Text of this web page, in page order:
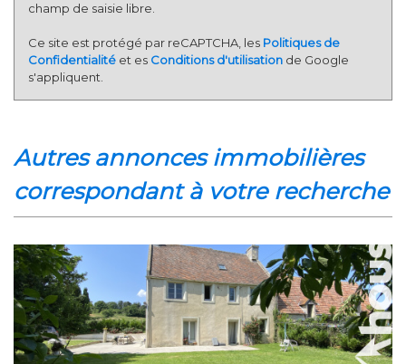
champ de saisie libre.
Ce site est protégé par reCAPTCHA, les Politiques de
Confidentialité et es Conditions d'utilisation de Google
s'appliquent.
autres annonces immobilières
correspondant à votre recherche